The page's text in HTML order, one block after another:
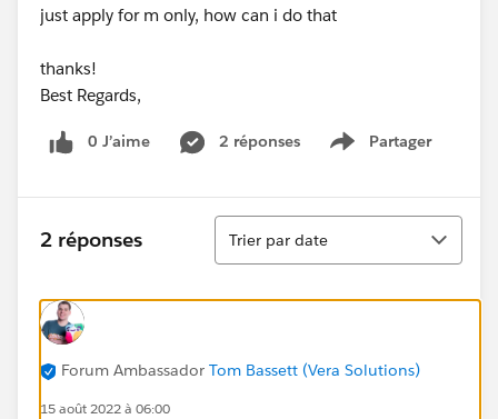
just apply for m only, how can i do that
thanks!
Best Regards,
0 J’aime 2 réponses Partager
Show menu
2 réponses
Tri
Trier par date
Forum Ambassador Tom Bassett (Vera Solutions)
15 août 2022 à 06:00